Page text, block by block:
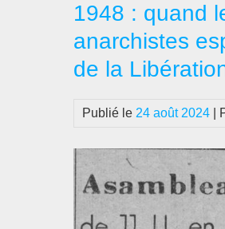
1948 : quand
anarchistes
de la
Publié le 24 août 2024 |